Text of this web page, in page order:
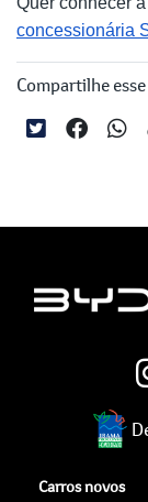
concessionária
Compartilhe
Carros novos